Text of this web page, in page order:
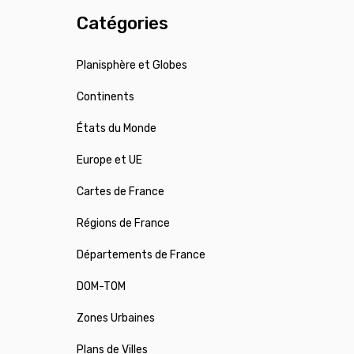
Catégories
Planisphère et Globes
Continents
États du Monde
Europe et UE
Cartes de France
Régions de France
Départements de France
DOM-TOM
Zones Urbaines
Plans de Villes